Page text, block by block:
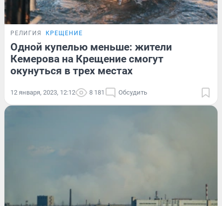
РЕЛИГИЯ КРЕЩЕНИЕ
Одной купелью меньше: жители
Кемерова на Крещение смогут
окунуться в трех местах
12 января, 2023, 12:12 8 181 Обсудить